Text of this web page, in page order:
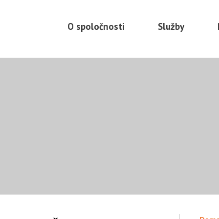
O spoločnosti Služby